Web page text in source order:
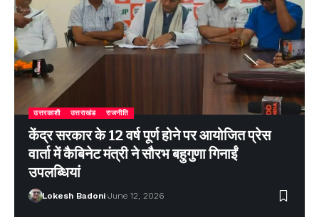
उत्तरकाशी उत्तराखंड राजनीति
केंद्र सरकार के 12 वर्ष पूर्ण होने पर आयोजित प्रेस
वार्ता में कैबिनेट मंत्री ने सौरभ बहुगुणा गिनाईं
उपलब्धियां
Lokesh Badoni June 12, 2026